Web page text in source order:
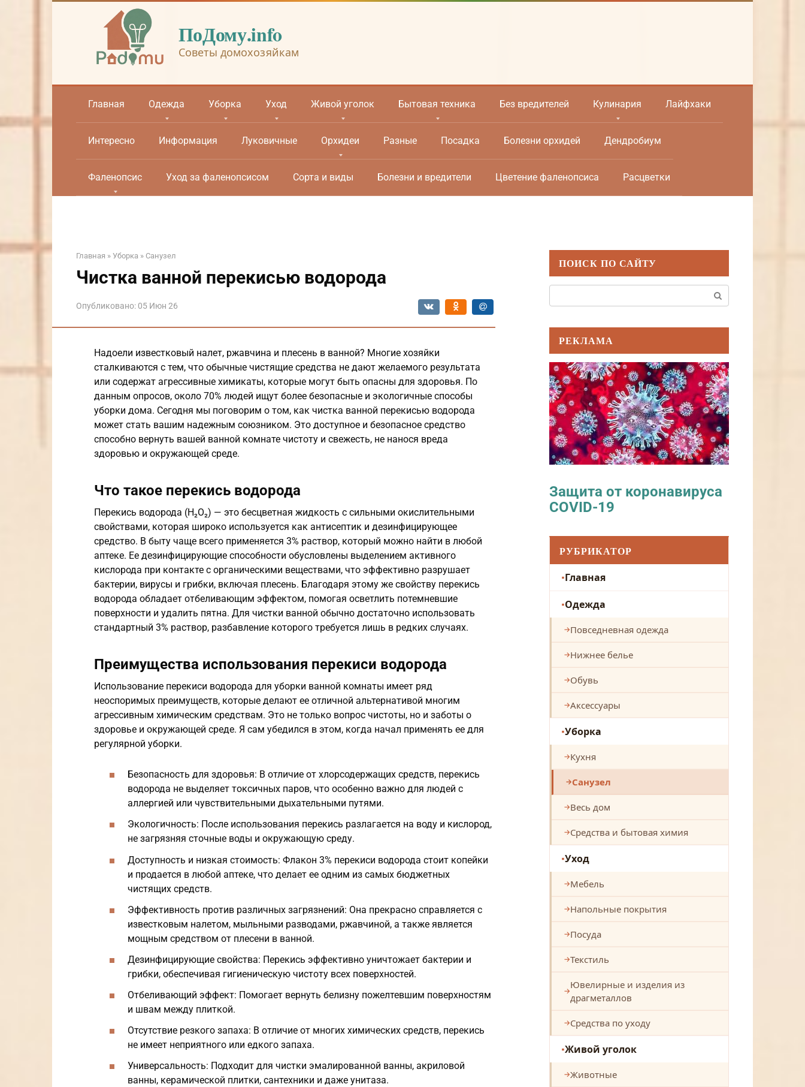
ПоДому.info
Советы домохозяйкам
Главная Одежда Уборка Уход Живой уголок Бытовая техника Без вредителей Кулинария Лайфхаки
Интересно Информация Луковичные Орхидеи Разные Посадка Болезни орхидей Дендробиум
Фаленопсис Уход за фаленопсисом Сорта и виды Болезни и вредители Цветение фаленопсиса Расцветки
Главная » Уборка » Санузел
Чистка ванной перекисью водорода
Опубликовано: 05 Июн 26
Надоели известковый налет, ржавчина и плесень в ванной? Многие хозяйки
сталкиваются с тем, что обычные чистящие средства не дают желаемого результата
или содержат агрессивные химикаты, которые могут быть опасны для здоровья. По
данным опросов, около 70% людей ищут более безопасные и экологичные способы
уборки дома. Сегодня мы поговорим о том, как чистка ванной перекисью водорода
может стать вашим надежным союзником. Это доступное и безопасное средство
способно вернуть вашей ванной комнате чистоту и свежесть, не нанося вреда
здоровью и окружающей среде.
Что такое перекись водорода
Перекись водорода (H₂O₂) — это бесцветная жидкость с сильными окислительными
свойствами, которая широко используется как антисептик и дезинфицирующее
средство. В быту чаще всего применяется 3% раствор, который можно найти в любой
аптеке. Ее дезинфицирующие способности обусловлены выделением активного
кислорода при контакте с органическими веществами, что эффективно разрушает
бактерии, вирусы и грибки, включая плесень. Благодаря этому же свойству перекись
водорода обладает отбеливающим эффектом, помогая осветлить потемневшие
поверхности и удалить пятна. Для чистки ванной обычно достаточно использовать
стандартный 3% раствор, разбавление которого требуется лишь в редких случаях.
Преимущества использования перекиси водорода
Использование перекиси водорода для уборки ванной комнаты имеет ряд
неоспоримых преимуществ, которые делают ее отличной альтернативой многим
агрессивным химическим средствам. Это не только вопрос чистоты, но и заботы о
здоровье и окружающей среде. Я сам убедился в этом, когда начал применять ее для
регулярной уборки.
Безопасность для здоровья: В отличие от хлорсодержащих средств, перекись
водорода не выделяет токсичных паров, что особенно важно для людей с
аллергией или чувствительными дыхательными путями.
Экологичность: После использования перекись разлагается на воду и кислород,
не загрязняя сточные воды и окружающую среду.
Доступность и низкая стоимость: Флакон 3% перекиси водорода стоит копейки
и продается в любой аптеке, что делает ее одним из самых бюджетных
чистящих средств.
Эффективность против различных загрязнений: Она прекрасно справляется с
известковым налетом, мыльными разводами, ржавчиной, а также является
мощным средством от плесени в ванной.
Дезинфицирующие свойства: Перекись эффективно уничтожает бактерии и
грибки, обеспечивая гигиеническую чистоту всех поверхностей.
Отбеливающий эффект: Помогает вернуть белизну пожелтевшим поверхностям
и швам между плиткой.
Отсутствие резкого запаха: В отличие от многих химических средств, перекись
не имеет неприятного или едкого запаха.
Универсальность: Подходит для чистки эмалированной ванны, акриловой
ванны, керамической плитки, сантехники и даже унитаза.
ПОИСК ПО САЙТУ
РЕКЛАМА
Защита от коронавируса
COVID-19
РУБРИКАТОР
Главная
Одежда
Повседневная одежда
Нижнее белье
Обувь
Аксессуары
Уборка
Кухня
Санузел
Весь дом
Средства и бытовая химия
Уход
Мебель
Напольные покрытия
Посуда
Текстиль
Ювелирные и изделия из
драгметаллов
Средства по уходу
Живой уголок
Животные